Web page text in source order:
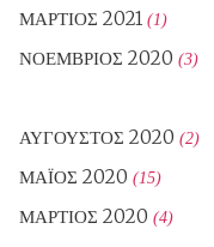
ΜΆΡΤΙΟΣ 2021 (1)
ΝΟΈΜΒΡΙΟΣ 2020 (3)
ΑΎΓΟΥΣΤΟΣ 2020 (2)
ΜΆΙΟΣ 2020 (15)
ΜΆΡΤΙΟΣ 2020 (4)